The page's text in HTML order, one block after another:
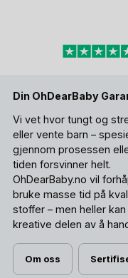
Din OhDearBaby
Vi vet hvor tungt og
eller vente barn –
gjennom prosessen
tiden forsvinner helt.
OhDearBaby.no vil
bruke masse tid på
stoffer – men heller
kreative delen av å
Om oss